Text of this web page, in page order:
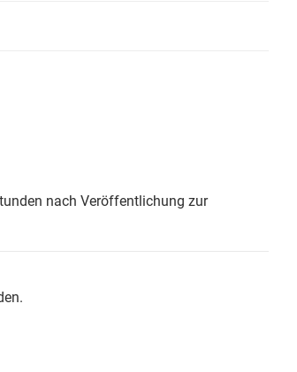
nach Veröffentlichung zur